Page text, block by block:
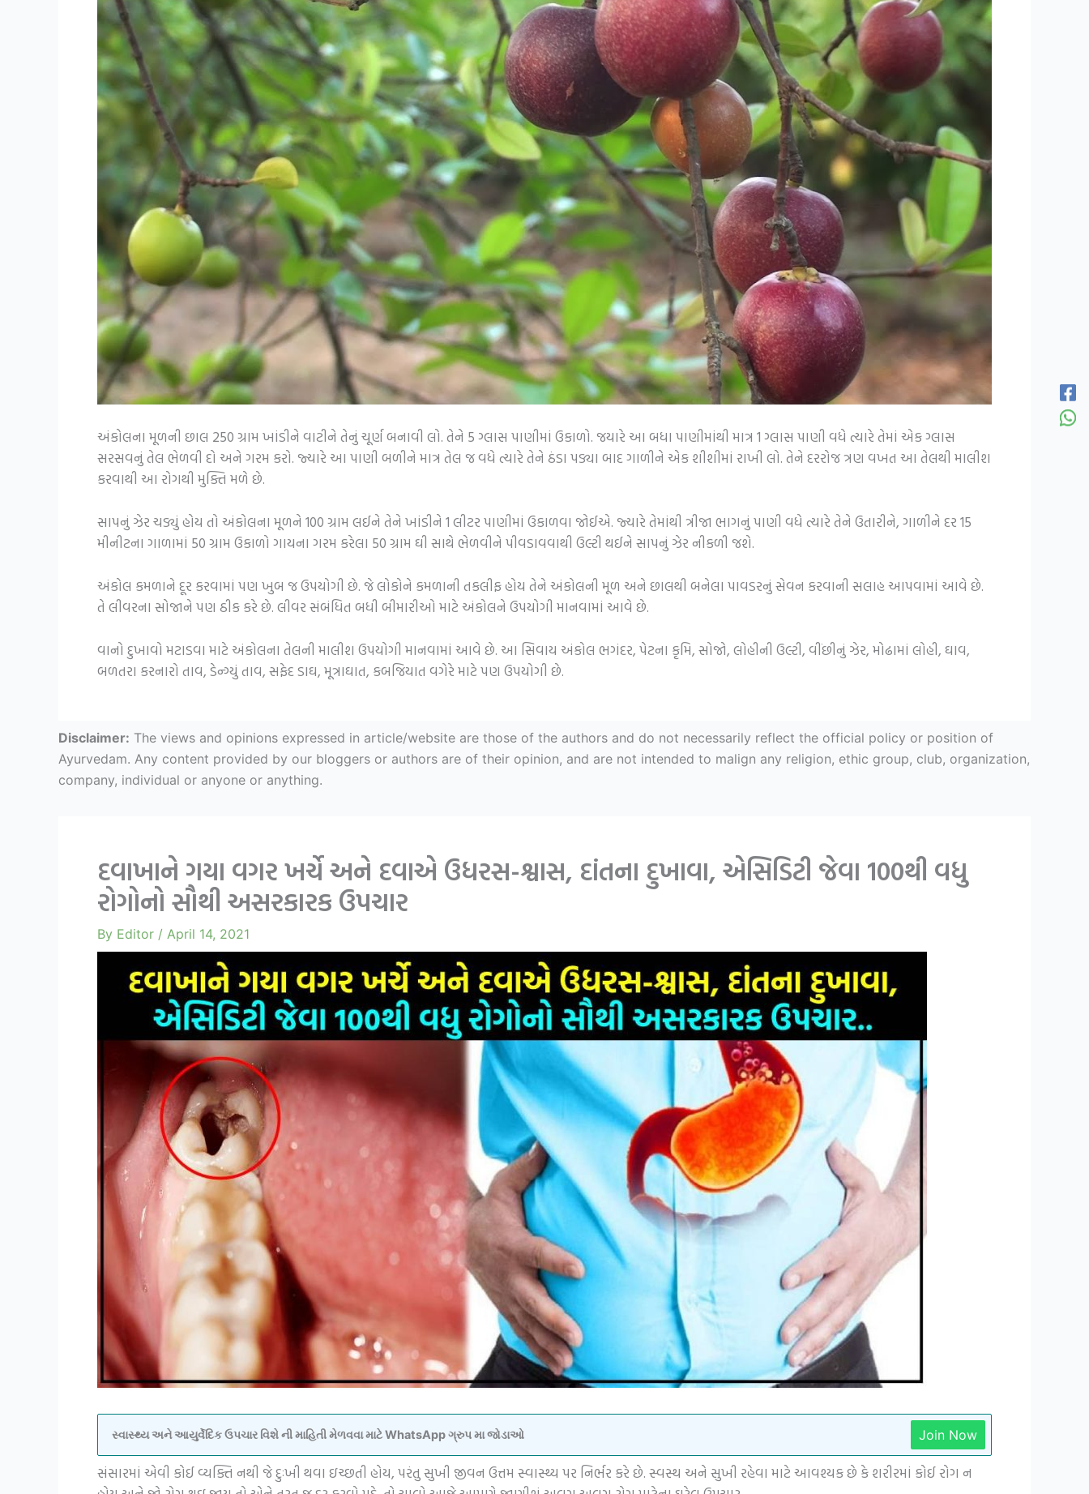
અંકોલના મૂળની છાલ 250 ગ્રામ ખાંડીને વાટીને તેનું ચૂર્ણ બનાવી લો. તેને 5 ગ્લાસ પાણીમાં ઉકાળો. જયારે આ બધા પાણીમાંથી માત્ર 1 ગ્લાસ પાણી વધે ત્યારે તેમાં એક ગ્લાસ
સરસવનું તેલ ભેળવી દો અને ગરમ કરો. જ્યારે આ પાણી બળીને માત્ર તેલ જ વધે ત્યારે તેને ઠંડા પડ્યા બાદ ગાળીને એક શીશીમાં રાખી લો. તેને દરરોજ ત્રણ વખત આ તેલથી માલીશ
કરવાથી આ રોગથી મુક્તિ મળે છે.
સાપનું ઝેર ચડ્યું હોય તો અંકોલના મૂળને 100 ગ્રામ લઈને તેને ખાંડીને 1 લીટર પાણીમાં ઉકાળવા જોઈએ. જ્યારે તેમાંથી ત્રીજા ભાગનું પાણી વધે ત્યારે તેને ઉતારીને, ગાળીને દર 15
મીનીટના ગાળામાં 50 ગ્રામ ઉકાળો ગાયના ગરમ કરેલા 50 ગ્રામ ઘી સાથે ભેળવીને પીવડાવવાથી ઉલ્ટી થઈને સાપનું ઝેર નીકળી જશે.
અંકોલ કમળાને દૂર કરવામાં પણ ખુબ જ ઉપયોગી છે. જે લોકોને કમળાની તકલીફ હોય તેને અંકોલની મૂળ અને છાલથી બનેલા પાવડરનું સેવન કરવાની સલાહ આપવામાં આવે છે.
તે લીવરના સોજાને પણ ઠીક કરે છે. લીવર સંબંધિત બધી બીમારીઓ માટે અંકોલને ઉપયોગી માનવામાં આવે છે.
વાનો દુખાવો મટાડવા માટે અંકોલના તેલની માલીશ ઉપયોગી માનવામાં આવે છે. આ સિવાય અંકોલ ભગંદર, પેટના કૃમિ, સોજો, લોહીની ઉલ્ટી, વીંછીનું ઝેર, મોઢામાં લોહી, ઘાવ,
બળતરા કરનારો તાવ, ડેન્ગ્યું તાવ, સફેદ ડાઘ, મૂત્રાઘાત, કબજિયાત વગેરે માટે પણ ઉપયોગી છે.
Disclaimer: The views and opinions expressed in article/website are those of the authors and do not necessarily reflect the official policy or position of
Ayurvedam. Any content provided by our bloggers or authors are of their opinion, and are not intended to malign any religion, ethic group, club, organization,
company, individual or anyone or anything.
દવાખાને ગયા વગર ખર્ચે અને દવાએ ઉધરસ-શ્વાસ, દાંતના દુખાવા, એસિડિટી જેવા 100થી વધુ
રોગોનો સૌથી અસરકારક ઉપચાર
By Editor / April 14, 2021
સ્વાસ્થ્ય અને આયુર્વેદિક ઉપચાર વિશે ની માહિતી મેળવવા માટે WhatsApp ગ્રુપ મા જોડાઓ Join Now
સંસારમાં એવી કોઈ વ્યક્તિ નથી જે દુઃખી થવા ઇચ્છતી હોય, પરંતુ સુખી જીવન ઉત્તમ સ્વાસ્થ્ય પર નિર્ભર કરે છે. સ્વસ્થ અને સુખી રહેવા માટે આવશ્યક છે કે શરીરમાં કોઈ રોગ ન